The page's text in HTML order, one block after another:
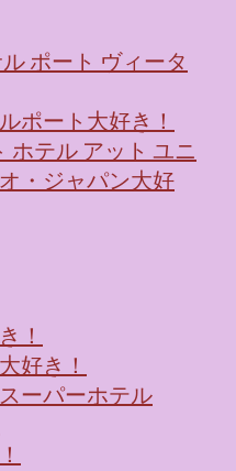
ポート ヴィータ
ポート大好き！
ホテル アット ユニ
・ジャパン大好
！
好き！
ーパーホテル